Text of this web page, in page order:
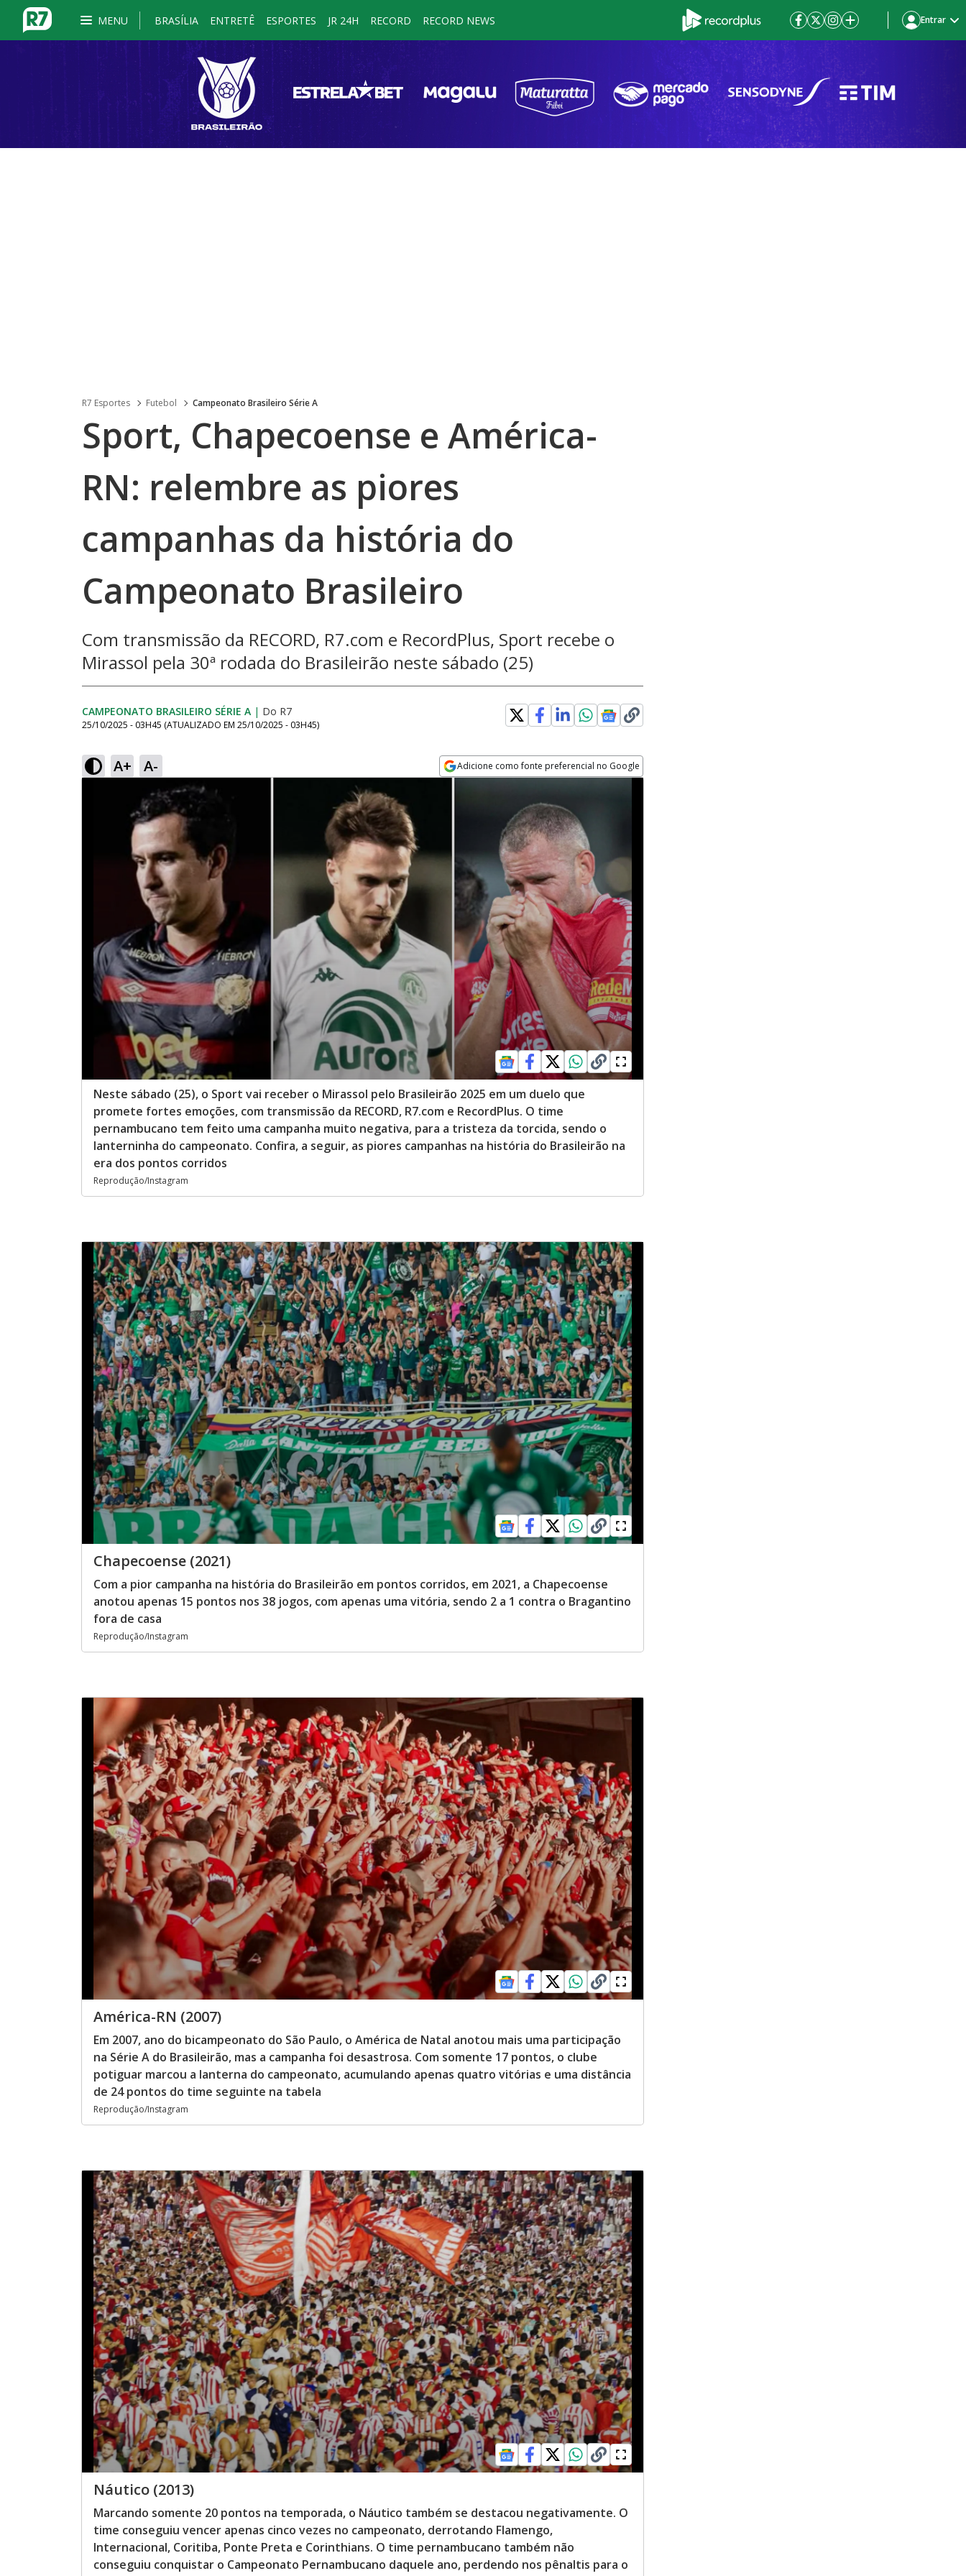
MENU BRASÍLIA ENTRETÊ ESPORTES JR 24H RECORD RECORD NEWS Entrar
R7 Esportes Futebol Campeonato Brasileiro Série A
Sport, Chapecoense e América-
RN: relembre as piores
campanhas da história do
Campeonato Brasileiro
Com transmissão da RECORD, R7.com e RecordPlus, Sport recebe o
Mirassol pela 30ª rodada do Brasileirão neste sábado (25)
CAMPEONATO BRASILEIRO SÉRIE A | Do R7
25/10/2025 - 03H45 (ATUALIZADO EM 25/10/2025 - 03H45)
A+ A- Adicione como fonte preferencial no Google
Neste sábado (25), o Sport vai receber o Mirassol pelo Brasileirão 2025 em um duelo que
promete fortes emoções, com transmissão da RECORD, R7.com e RecordPlus. O time
pernambucano tem feito uma campanha muito negativa, para a tristeza da torcida, sendo o
lanterninha do campeonato. Confira, a seguir, as piores campanhas na história do Brasileirão na
era dos pontos corridos
Reprodução/Instagram
Chapecoense (2021)
Com a pior campanha na história do Brasileirão em pontos corridos, em 2021, a Chapecoense
anotou apenas 15 pontos nos 38 jogos, com apenas uma vitória, sendo 2 a 1 contra o Bragantino
fora de casa
Reprodução/Instagram
América-RN (2007)
Em 2007, ano do bicampeonato do São Paulo, o América de Natal anotou mais uma participação
na Série A do Brasileirão, mas a campanha foi desastrosa. Com somente 17 pontos, o clube
potiguar marcou a lanterna do campeonato, acumulando apenas quatro vitórias e uma distância
de 24 pontos do time seguinte na tabela
Reprodução/Instagram
Náutico (2013)
Marcando somente 20 pontos na temporada, o Náutico também se destacou negativamente. O
time conseguiu vencer apenas cinco vezes no campeonato, derrotando Flamengo,
Internacional, Coritiba, Ponte Preta e Corinthians. O time pernambucano também não
conseguiu conquistar o Campeonato Pernambucano daquele ano, perdendo nos pênaltis para o